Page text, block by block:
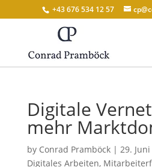
+43 676 534 12 57
Digitale
mehr
by Conrad Pramböck| 29.
Digitales Arbeiten,